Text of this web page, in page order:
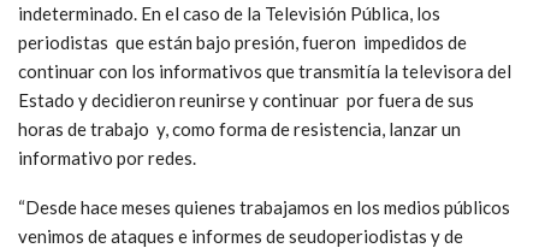
indeterminado. En el caso de la Televisión Pública, los
periodistas que están bajo presión, fueron impedidos de
continuar con los informativos que transmitía la televisora del
Estado y decidieron reunirse y continuar por fuera de sus
horas de trabajo y, como forma de resistencia, lanzar un
informativo por redes.
“Desde hace meses quienes trabajamos en los medios públicos
venimos de ataques e informes de seudoperiodistas y de